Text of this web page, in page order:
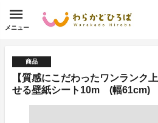
メニュー
商品
【質感にこだわったワンランク
せる壁紙シート10m (幅61cm)